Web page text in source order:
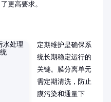
更高要求。
定期维护是确保系
统长期稳定运行的
关键。膜分离单元
需定期清洗，防止
膜污染和通量下